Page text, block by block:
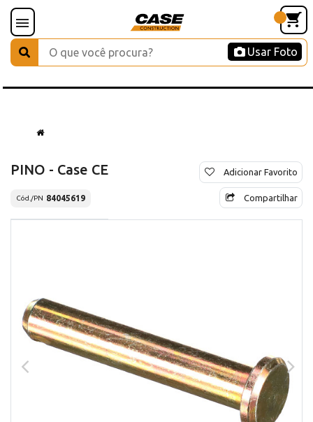
Usar Foto
PINO - Case CE
Cód./PN 84045619
Adicionar Favorito
Compartilhar